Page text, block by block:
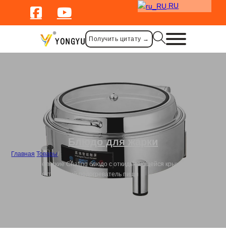
RU
Получить цитату →
Блюдо для жарки
Главная /Товары/
Пользовательские Chafing блюдо с откидывающейся крышкой
круглый электрический подогреватель пищи